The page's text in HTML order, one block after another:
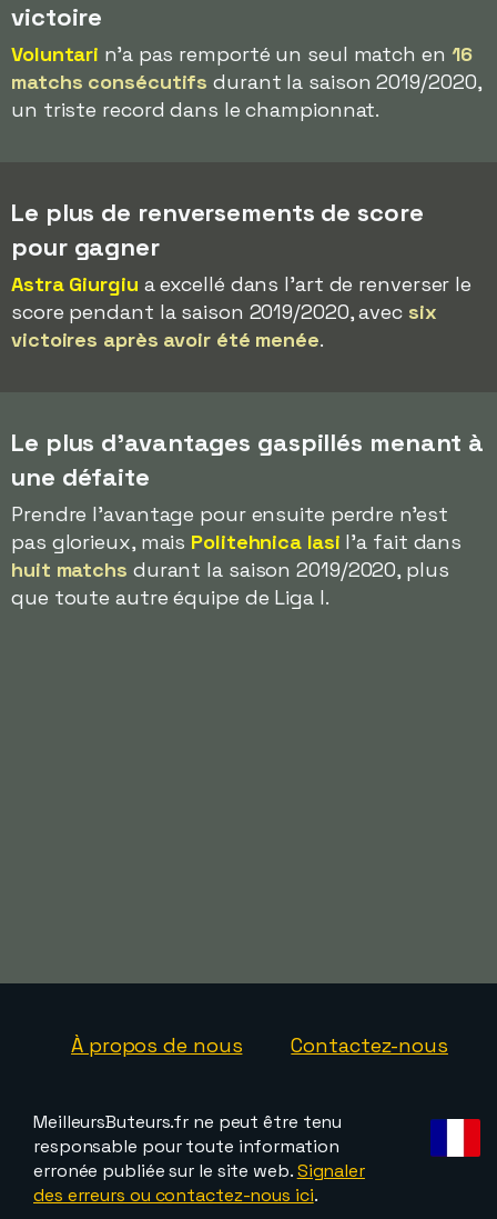
victoire
Voluntari n'a pas remporté un seul match en 16
matchs consécutifs durant la saison 2019/2020,
un triste record dans le championnat.
Le plus de renversements de score
pour gagner
Astra Giurgiu a excellé dans l'art de renverser le
score pendant la saison 2019/2020, avec six
victoires après avoir été menée.
Le plus d'avantages gaspillés menant à
une défaite
Prendre l'avantage pour ensuite perdre n'est
pas glorieux, mais Politehnica Iasi l'a fait dans
huit matchs durant la saison 2019/2020, plus
que toute autre équipe de Liga I.
À propos de nous Contactez-nous
MeilleursButeurs.fr ne peut être tenu
responsable pour toute information
erronée publiée sur le site web.Signaler
des erreurs ou contactez-nous ici.